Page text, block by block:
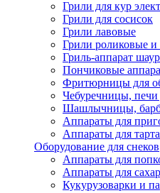
Грили для кур
Грили для сосисок
Грили лавовые
Грили роликовые и
Гриль-аппарат
Пончиковые
Фритюрницы для
Чебуречницы, печи
Шашлычницы,
Аппараты для
Аппараты для
Оборудование для снеков
Аппараты для
Аппараты для
Кукурузоварки и